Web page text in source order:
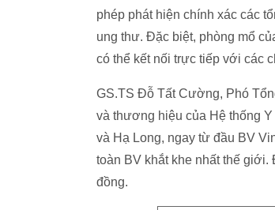
phép phát hiện chính xác các
ung thư. Đặc biệt, phòng mổ
có thể kết nối trực tiếp với các
GS.TS Đỗ Tất Cường, Phó
và thương hiệu của Hệ thống
và Hạ Long, ngay từ đầu BV
toàn BV khắt khe nhất thế
đồng.